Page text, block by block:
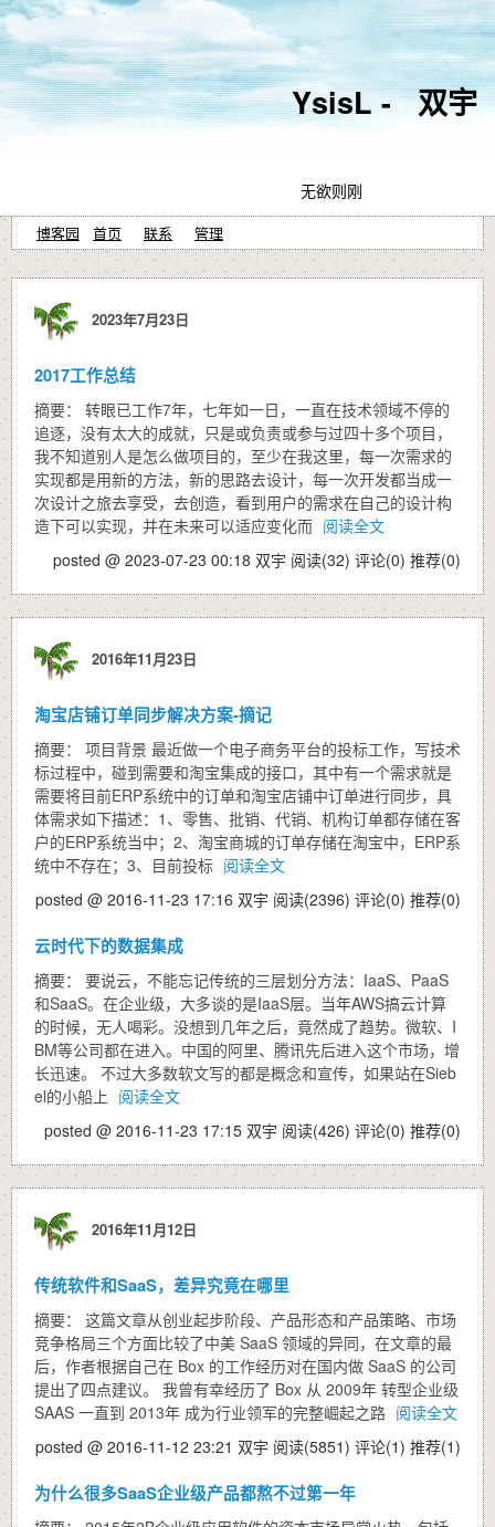
YsisL - 双宇
无欲则刚
博客园 首页 联系 管理
2023年7月23日
2017工作总结
摘要： 转眼已工作7年，七年如一日，一直在技术领域不停的
追逐，没有太大的成就，只是或负责或参与过四十多个项目，
我不知道别人是怎么做项目的，至少在我这里，每一次需求的
实现都是用新的方法，新的思路去设计，每一次开发都当成一
次设计之旅去享受，去创造，看到用户的需求在自己的设计构
造下可以实现，并在未来可以适应变化而 阅读全文
posted @ 2023-07-23 00:18 双宇 阅读(32) 评论(0) 推荐(0)
2016年11月23日
淘宝店铺订单同步解决方案-摘记
摘要： 项目背景 最近做一个电子商务平台的投标工作，写技术
标过程中，碰到需要和淘宝集成的接口，其中有一个需求就是
需要将目前ERP系统中的订单和淘宝店铺中订单进行同步，具
体需求如下描述：1、零售、批销、代销、机构订单都存储在客
户的ERP系统当中；2、淘宝商城的订单存储在淘宝中，ERP系
统中不存在；3、目前投标 阅读全文
posted @ 2016-11-23 17:16 双宇 阅读(2396) 评论(0) 推荐(0)
云时代下的数据集成
摘要： 要说云，不能忘记传统的三层划分方法：IaaS、PaaS
和SaaS。在企业级，大多谈的是IaaS层。当年AWS搞云计算
的时候，无人喝彩。没想到几年之后，竟然成了趋势。微软、I
BM等公司都在进入。中国的阿里、腾讯先后进入这个市场，增
长迅速。 不过大多数软文写的都是概念和宣传，如果站在Sieb
el的小船上 阅读全文
posted @ 2016-11-23 17:15 双宇 阅读(426) 评论(0) 推荐(0)
2016年11月12日
传统软件和SaaS，差异究竟在哪里
摘要： 这篇文章从创业起步阶段、产品形态和产品策略、市场
竞争格局三个方面比较了中美 SaaS 领域的异同，在文章的最
后，作者根据自己在 Box 的工作经历对在国内做 SaaS 的公司
提出了四点建议。 我曾有幸经历了 Box 从 2009年 转型企业级
SAAS 一直到 2013年 成为行业领军的完整崛起之路 阅读全文
posted @ 2016-11-12 23:21 双宇 阅读(5851) 评论(1) 推荐(1)
为什么很多SaaS企业级产品都熬不过第一年